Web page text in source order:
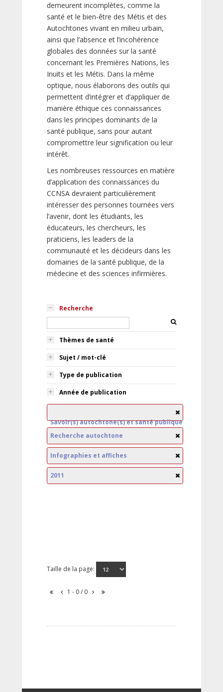
demeurent incomplètes, comme la
santé et le bien-être des Métis et des
Autochtones vivant en milieu urbain,
ainsi que l’absence et l’incohérence
globales des données sur la santé
concernant les Premières Nations, les
Inuits et les Métis. Dans la même
optique, nous élaborons des outils qui
permettent d’intégrer et d’appliquer de
manière éthique ces connaissances
dans les principes dominants de la
santé publique, sans pour autant
compromettre leur signification ou leur
intérêt.
Les nombreuses ressources en matière
d’application des connaissances du
CCNSA devraient particulièrement
intéresser des personnes tournées vers
l’avenir, dont les étudiants, les
éducateurs, les chercheurs, les
praticiens, les leaders de la
communauté et les décideurs dans les
domaines de la santé publique, de la
médecine et des sciences infirmières.
Recherche
Thèmes de santé
Sujet / mot-clé
Type de publication
Année de publication
Savoir(s) autochtone(s) et santé publique
Recherche autochtone
Infographies et affiches
2011
Taille de la page:
1 - 0 / 0